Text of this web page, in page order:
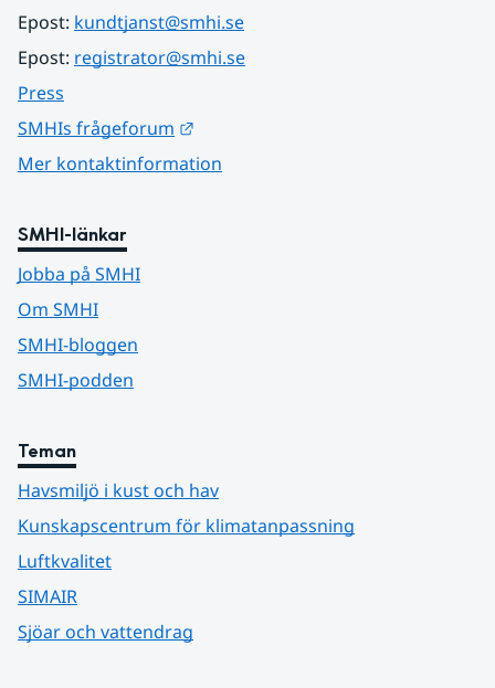
Epost: kundtjanst@smhi.se
Epost: registrator@smhi.se
Press
SMHIs frågeforum
Mer kontaktinformation
SMHI-länkar
Jobba på SMHI
Om SMHI
SMHI-bloggen
SMHI-podden
Teman
Havsmiljö i kust och hav
Kunskapscentrum för klimatanpassning
Luftkvalitet
SIMAIR
Sjöar och vattendrag